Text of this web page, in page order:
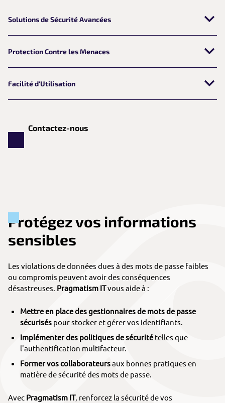
Solutions de Sécurité Avancées
des secrets robustes.
Protection Contre les Menaces
de données et les accès non autorisés.
Facilité d'Utilisation
Contactez-nous
Protégez vos informations
sensibles
Les violations de données dues à des mots de passe faibles
ou compromis peuvent avoir des conséquences
désastreuses. Pragmatism ITvous aide à :
Mettre en place des gestionnaires de mots de passe
sécurisés pour stocker et gérer vos identifiants.
Implémenter des politiques de sécuritételles que
l'authentification multifacteur.
Former vos collaborateursaux bonnes pratiques en
matière de sécurité des mots de passe.
Avec Pragmatism IT, renforcez la sécurité de vos